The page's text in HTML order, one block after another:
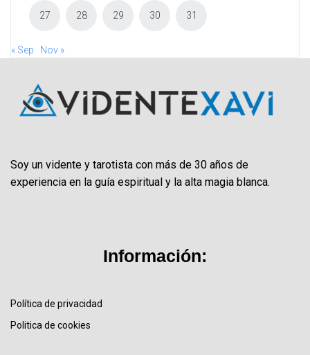
27 28 29 30 31
« Sep Nov »
Soy un vidente y tarotista con más de 30 años de
experiencia en la guía espiritual y la alta magia blanca.
Información:
Política de privacidad
Politica de cookies